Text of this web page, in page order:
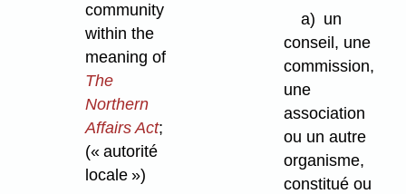
community
within the
meaning of
The
Northern
Affairs Act;
(« autorité
locale »)
a) un
conseil, une
commission,
une
association
ou un autre
organisme,
constitué ou